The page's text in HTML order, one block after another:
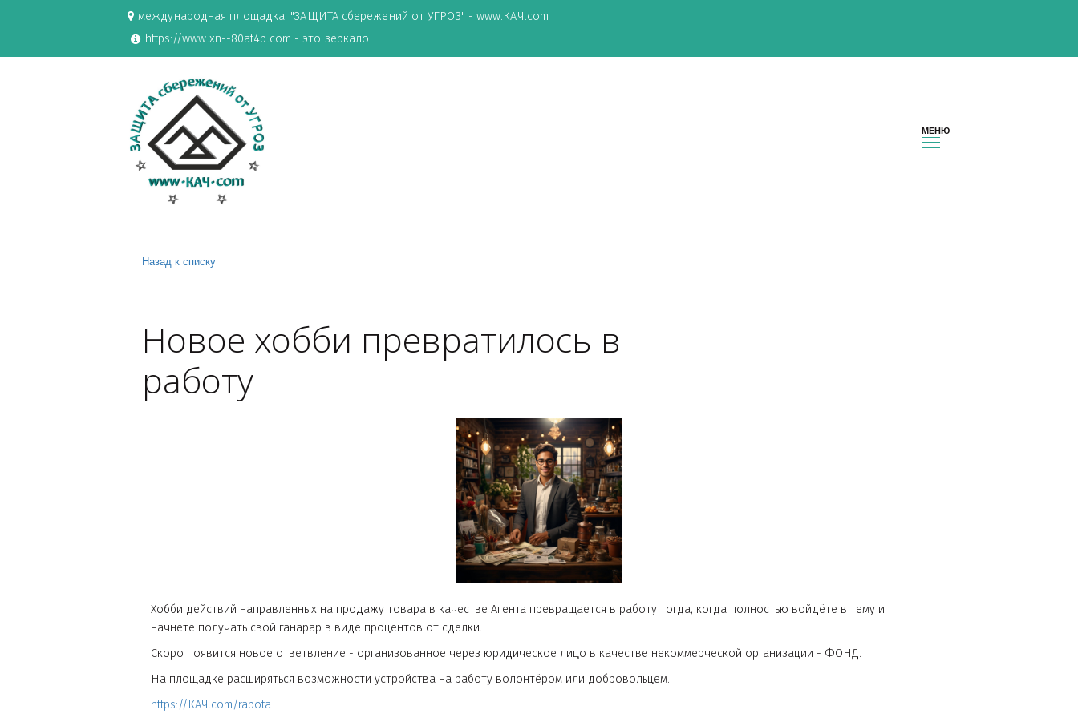
международная площадка: "ЗАЩИТА сбережений от УГРОЗ" - www.КАЧ.com
https://www.xn--80at4b.com - это зеркало
Новое хобби превратилось в
Хобби действий направленных на продажу товара в качестве Агента превращается в работу тогда, когда полностью войдёте в тему и
начнёте получать свой ганарар в виде процентов от сделки.